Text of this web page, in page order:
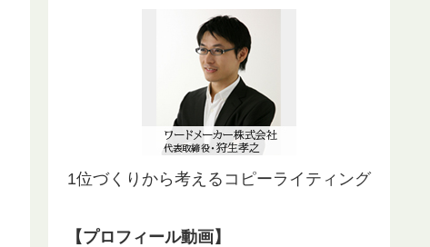
1位づくりから考えるコピーライティング
【プロフィール動画】